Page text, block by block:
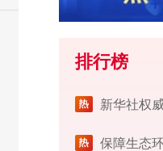
排行榜
新华社权威快报
保障生态环境法